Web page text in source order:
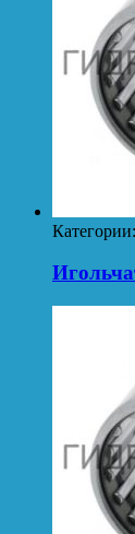
Категории: